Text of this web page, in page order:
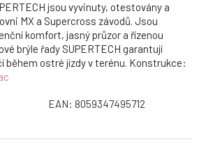
jsou vyvinuty, otestovány a
MX a Supercross závodů. Jsou
komfort, jasný průzor a řízenou
brýle řady SUPERTECH garantují
během ostré jízdy v terénu. Konstrukce:
EAN: 8059347495712